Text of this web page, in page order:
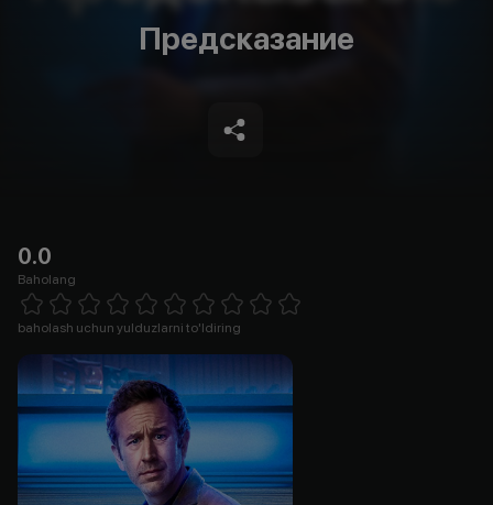
Предсказание
0.0
Baholang
1 Star 2 Stars 3 Stars 4 Stars5 Stars 6 Stars7 Stars8 Stars
baholash uchun yulduzlarni to'ldiring